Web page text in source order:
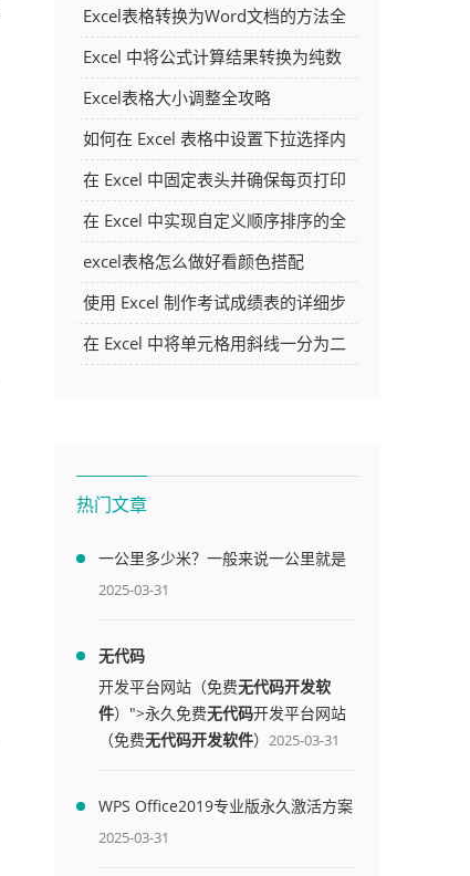
Excel表格转换为Word文档的方法全
解析
Excel 中将公式计算结果转换为纯数
字的多种方法
Excel表格大小调整全攻略
如何在 Excel 表格中设置下拉选择内
容
在 Excel 中固定表头并确保每页打印
时都显示表头的方法详解
在 Excel 中实现自定义顺序排序的全
面指南
excel表格怎么做好看颜色搭配
使用 Excel 制作考试成绩表的详细步
骤及技巧
在 Excel 中将单元格用斜线一分为二
热门文章
一公里多少米？一般来说一公里就是
1000米
2025-03-31
无代码
开发平台网站（免费无代码开发软
件）">永久免费无代码开发平台网站
（免费无代码开发软件） 2025-03-31
WPS Office2019专业版永久激活方案
(附终身授权序列号)
2025-03-31